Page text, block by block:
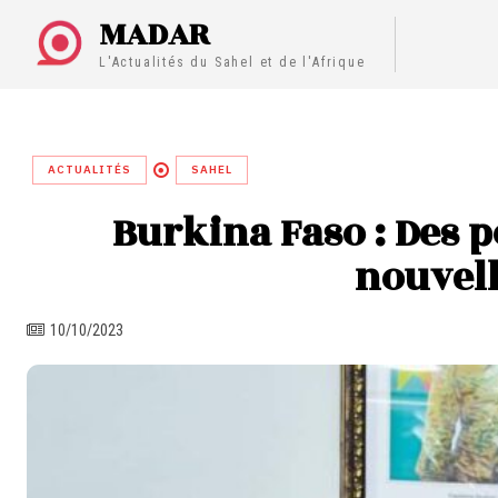
MADAR
L'Actualités du Sahel et de l'Afrique
ACTUALITÉS SAHEL
Burkina Faso : Des
10/10/2023